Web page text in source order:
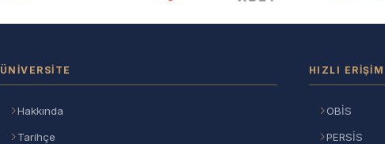
ÜNIVERSITE
Hakkında
Tarihçe
HIZLI ERIŞIM
OBİS
PERSİS